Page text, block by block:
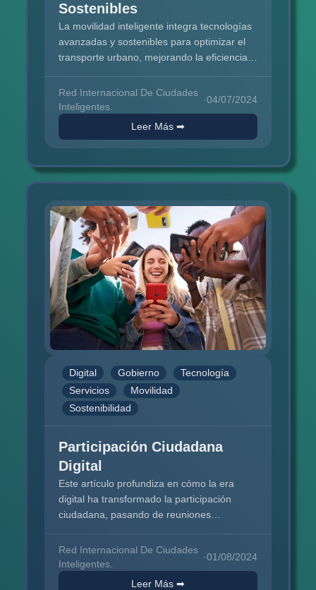
Sostenibles
La movilidad inteligente integra tecnologías
avanzadas y sostenibles para optimizar el
transporte urbano, mejorando la eficiencia,
la equidad social. A través del uso de TIC,...
Red Internacional De Ciudades
Inteligentes.
·04/07/2024
Leer Más ➡
Digital Gobierno
Tecnología
Servicios
Movilidad
Sostenibilidad
Participación Ciudadana
Digital
Este artículo profundiza en cómo la era
digital ha transformado la participación
ciudadana, pasando de reuniones
facilitan una interacción más amplia y
efectiva. Exploramos las...
Red Internacional De Ciudades
Inteligentes.
·01/08/2024
Leer Más ➡